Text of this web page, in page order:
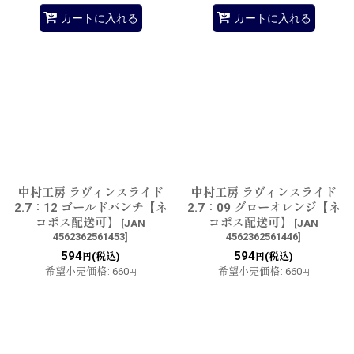
カートに入れる カートに入れる
中村工房 ラヴィンスライド
2.7：12 ゴールドパンチ【ネ
コポス配送可】
[JAN
4562362561453]
594 円(税込)
希望小売価格: 660円
中村工房 ラヴィンスライド
2.7：09 グローオレンジ【ネ
コポス配送可】
[JAN
4562362561446]
594 円(税込)
希望小売価格: 660円